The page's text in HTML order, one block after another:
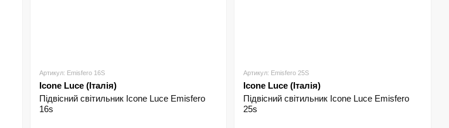
Артикул: Emisfero 16S
Icone Luce (Італія)
Підвісний світильник Icone Luce Emisfero
16s
Артикул: Emisfero 25S
Icone Luce (Італія)
Підвісний світильник Icone Luce Emisfero
25s